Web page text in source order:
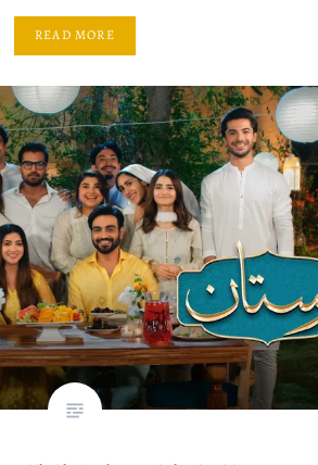
READ MORE